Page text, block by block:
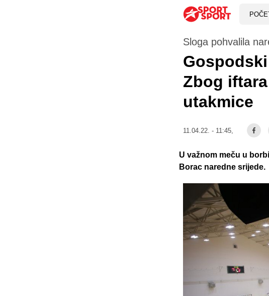
Sloga pohvalila
Zbog
utakmice
11.04.22. - 11:45,
U važnom meču u
Borac naredne srijede.